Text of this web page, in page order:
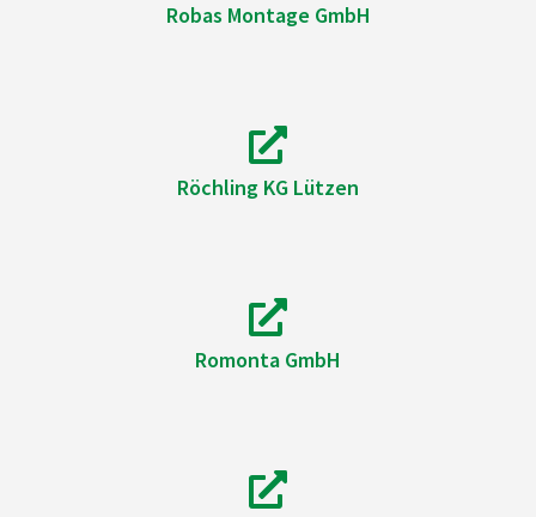
Robas Montage GmbH
Röchling KG Lützen
Romonta GmbH